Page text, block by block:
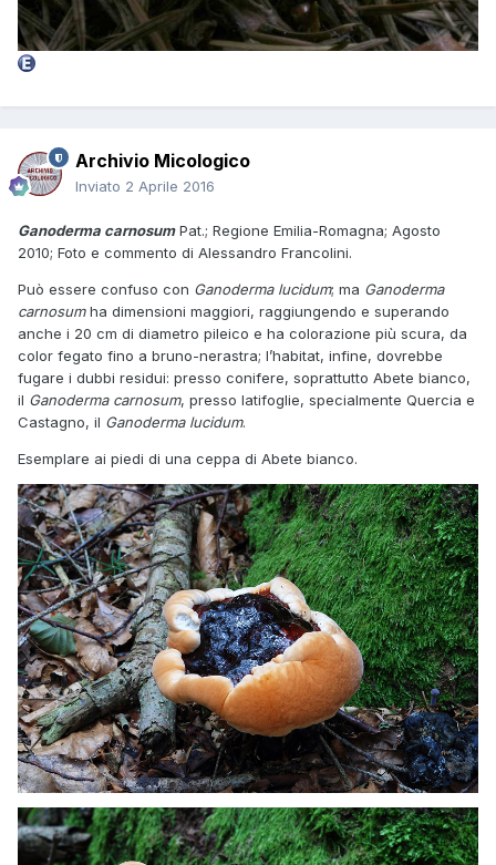
Archivio Micologico
Inviato 2 Aprile 2016
Ganoderma carnosumPat.; Regione Emilia-Romagna; Agosto
2010; Foto e commento di Alessandro Francolini.
Può essere confuso con Ganoderma lucidum; ma Ganoderma
carnosumha dimensioni maggiori, raggiungendo e superando
anche i 20 cm di diametro pileico e ha colorazione più scura, da
color fegato fino a bruno-nerastra; l’habitat, infine, dovrebbe
fugare i dubbi residui: presso conifere, soprattutto Abete bianco,
il Ganoderma carnosum, presso latifoglie, specialmente Quercia e
Castagno, il Ganoderma lucidum.
Esemplare ai piedi di una ceppa di Abete bianco.